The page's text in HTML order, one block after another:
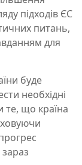
підходів ЄС
питань,
для
буде
необхідні
що країна
зараз